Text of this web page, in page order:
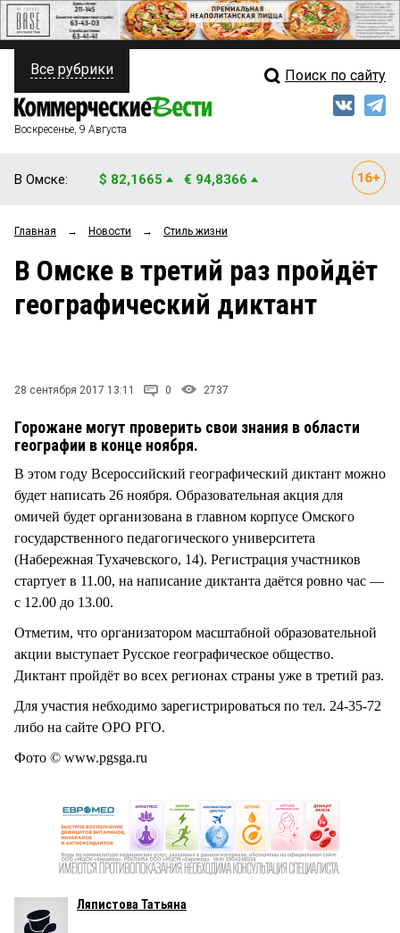
ПОЛИТИКА
ФИНАНСЫ
ОБЩЕСТВО
ЗАКОН
НОВОСТИ КОМПАНИЙ
СТИЛЬ ЖИЗНИ
Свежий выпуск
Рейтинги
Блоги
Все рубрики Поиск по сайту
Воскресенье, 9 Августа
В Омске: $ 82,1665 € 94,8366
Главная → Новости → Стиль жизни
В Омске в третий раз пройдёт
географический диктант
28 сентября 2017 13:11 0 2737
Горожане могут проверить свои знания в области
географии в конце ноября.
В этом году Всероссийский географический диктант можно
будет написать 26 ноября. Образовательная акция для
омичей будет организована в главном корпусе Омского
государственного педагогического университета
(Набережная Тухачевского, 14). Регистрация участников
стартует в 11.00, на написание диктанта даётся ровно час —
с 12.00 до 13.00.
Отметим, что организатором масштабной образовательной
акции выступает Русское географическое общество.
Диктант пройдёт во всех регионах страны уже в третий раз.
Для участия небходимо зарегистрироваться по тел. 24-35-72
либо на сайте ОРО РГО.
Фото © www.pgsga.ru
Ляпистова Татьяна